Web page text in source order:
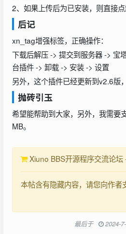
2、如果上传后为已安装，则直接点
后记
xn_tag增强标签，正确操作：
下载后解压 -> 提交到服务器 -> 宝
台插件 -> 卸载 -> 安装 -> 设置
另外，这个插件已经更新到v2.6版
抛砖引玉
希望能帮助到大家，另外，我需要
MB。
Xiuno BBS开源程序交流论坛
本帖含有隐藏内容，请您向作者
最后于 2024-